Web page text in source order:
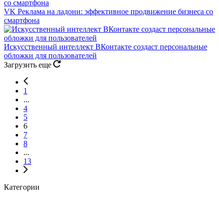
VK Реклама на ладони: эффективное продвижение бизнеса со
смартфона
Искусственный интеллект ВКонтакте создаст персональные
обложки для пользователей
Загрузить еще
1
...
4
5
6
7
8
...
13
Категории